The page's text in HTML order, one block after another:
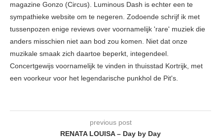
magazine Gonzo (Circus). Luminous Dash is echter een te
sympathieke website om te negeren. Zodoende schrijf ik met
tussenpozen enige reviews over voornamelijk 'rare' muziek die
anders misschien niet aan bod zou komen. Niet dat onze
muzikale smaak zich daartoe beperkt, integendeel.
Concertgewijs voornamelijk te vinden in thuisstad Kortrijk, met
een voorkeur voor het legendarische punkhol de Pit's.
previous post
RENATA LOUISA – Day by Day